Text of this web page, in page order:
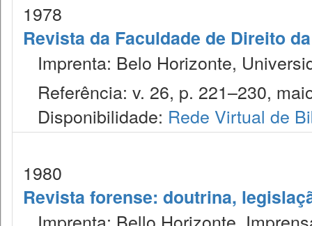
1978
Revista da Faculdade de Direito
Imprenta: Belo Horizonte,
Referência: v. 26, p. 221–230,
Disponibilidade: Rede Virtual de
1980
Revista forense: doutrina,